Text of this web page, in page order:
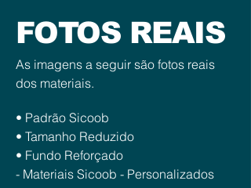
FOTOS REAIS
As imagens a seguir são fotos reais
dos materiais.
• Padrão Sicoob
• Tamanho Reduzido
• Fundo Reforçado
- Materiais Sicoob - Personalizados